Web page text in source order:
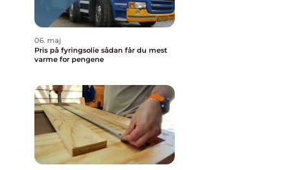
06. maj
Pris på fyringsolie sådan får du mest
varme for pengene